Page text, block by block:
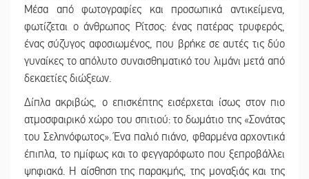
Μέσα από φωτογραφίες και προσωπικά αντικείμενα,
φωτίζεται ο άνθρωπος Ρίτσος: ένας πατέρας τρυφερός,
ένας σύζυγος αφοσιωμένος, που βρήκε σε αυτές τις δύο
γυναίκες το απόλυτο συναισθηματικό του λιμάνι μετά από
δεκαετίες διώξεων.
Δίπλα ακριβώς, ο επισκέπτης εισέρχεται ίσως στον πιο
ατμοσφαιρικό χώρο του σπιτιού: το δωμάτιο της «Σονάτας
του Σεληνόφωτος». Ένα παλιό πιάνο, φθαρμένα αρχοντικά
έπιπλα, το ημίφως και το φεγγαρόφωτο που ξεπροβάλλει
ψηφιακά. Η αίσθηση της παρακμής, της μοναξιάς και της